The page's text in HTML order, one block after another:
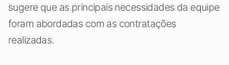
sugere que as principais necessidades da equipe
foram abordadas com as contratações
realizadas.